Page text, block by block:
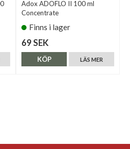
Adox ADOFLO II 100 ml
Concentrate
Finns i lager
69 SEK
LÄS MER
KÖP